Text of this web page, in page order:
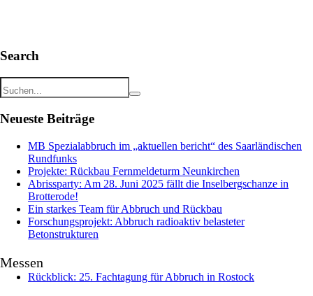
Search
Neueste Beiträge
MB Spezialabbruch im „aktuellen bericht“ des Saarländischen
Rundfunks
Projekte: Rückbau Fernmeldeturm Neunkirchen
Abrissparty: Am 28. Juni 2025 fällt die Inselbergschanze in
Brotterode!
Ein starkes Team für Abbruch und Rückbau
Forschungsprojekt: Abbruch radioaktiv belasteter
Betonstrukturen
Messen
Rückblick: 25. Fachtagung für Abbruch in Rostock